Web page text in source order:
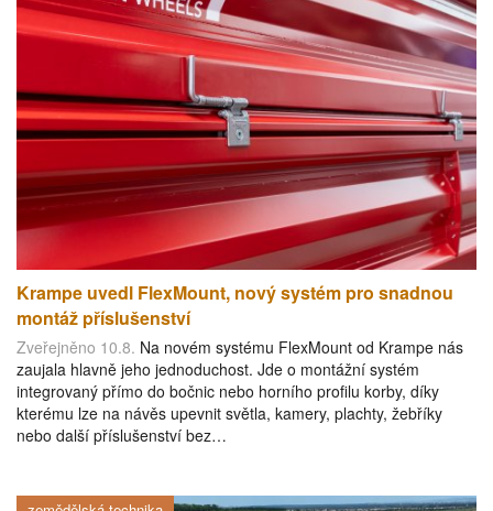
Krampe uvedl FlexMount, nový systém pro snadnou
montáž příslušenství
Zveřejněno 10.8. Na novém systému FlexMount od Krampe nás
zaujala hlavně jeho jednoduchost. Jde o montážní systém
integrovaný přímo do bočnic nebo horního profilu korby, díky
kterému lze na návěs upevnit světla, kamery, plachty, žebříky
nebo další příslušenství bez…